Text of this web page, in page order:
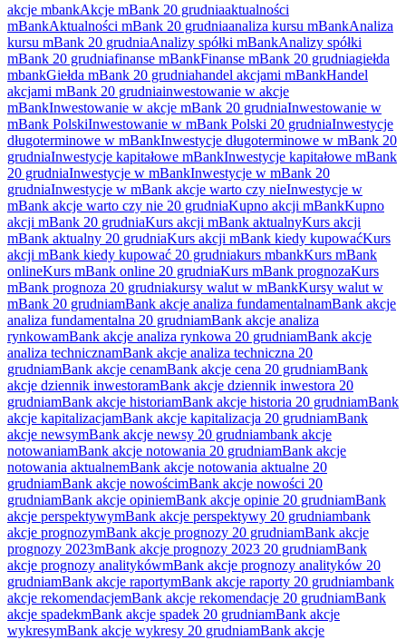
akcje mbankAkcje mBank 20 grudniaaktualności
mBankAktualności mBank 20 grudniaanaliza kursu mBankAnaliza
kursu mBank 20 grudniaAnalizy spółki mBankAnalizy spółki
mBank 20 grudniafinanse mBankFinanse mBank 20 grudniagiełda
mbankGiełda mBank 20 grudniahandel akcjami mBankHandel
akcjami mBank 20 grudniainwestowanie w akcje
mBankInwestowanie w akcje mBank 20 grudniaInwestowanie w
mBank PolskiInwestowanie w mBank Polski 20 grudniaInwestycje
długoterminowe w mBankInwestycje długoterminowe w mBank 20
grudniaInwestycje kapitałowe mBankInwestycje kapitałowe mBank
20 grudniaInwestycje w mBankInwestycje w mBank 20
grudniaInwestycje w mBank akcje warto czy nieInwestycje w
mBank akcje warto czy nie 20 grudniaKupno akcji mBankKupno
akcji mBank 20 grudniaKurs akcji mBank aktualnyKurs akcji
mBank aktualny 20 grudniaKurs akcji mBank kiedy kupowaćKurs
akcji mBank kiedy kupować 20 grudniakurs mbankKurs mBank
onlineKurs mBank online 20 grudniaKurs mBank prognozaKurs
mBank prognoza 20 grudniakursy walut w mBankKursy walut w
mBank 20 grudniamBank akcje analiza fundamentalnamBank akcje
analiza fundamentalna 20 grudniamBank akcje analiza
rynkowamBank akcje analiza rynkowa 20 grudniamBank akcje
analiza technicznamBank akcje analiza techniczna 20
grudniamBank akcje cenamBank akcje cena 20 grudniamBank
akcje dziennik inwestoramBank akcje dziennik inwestora 20
grudniamBank akcje historiamBank akcje historia 20 grudniamBank
akcje kapitalizacjamBank akcje kapitalizacja 20 grudniamBank
akcje newsymBank akcje newsy 20 grudniambank akcje
notowaniamBank akcje notowania 20 grudniamBank akcje
notowania aktualnemBank akcje notowania aktualne 20
grudniamBank akcje nowościmBank akcje nowości 20
grudniamBank akcje opiniemBank akcje opinie 20 grudniamBank
akcje perspektywymBank akcje perspektywy 20 grudniambank
akcje prognozymBank akcje prognozy 20 grudniamBank akcje
prognozy 2023mBank akcje prognozy 2023 20 grudniamBank
akcje prognozy analitykówmBank akcje prognozy analityków 20
grudniamBank akcje raportymBank akcje raporty 20 grudniambank
akcje rekomendacjemBank akcje rekomendacje 20 grudniamBank
akcje spadekmBank akcje spadek 20 grudniamBank akcje
wykresymBank akcje wykresy 20 grudniamBank akcje